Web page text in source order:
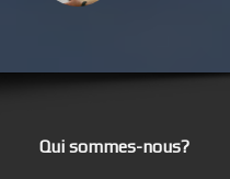
Qui sommes-nous?